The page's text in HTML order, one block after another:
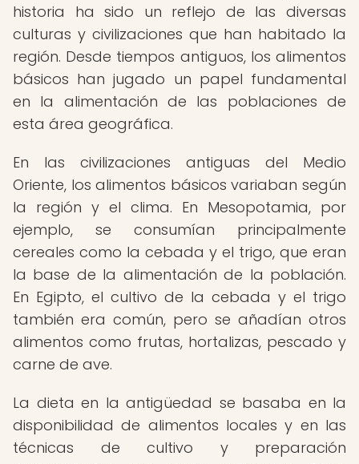
historia ha sido un reflejo de las diversas
culturas y civilizaciones que han habitado la
región. Desde tiempos antiguos, los alimentos
básicos han jugado un papel fundamental
en la alimentación de las poblaciones de
esta área geográfica.
En las civilizaciones antiguas del Medio
Oriente, los alimentos básicos variaban según
la región y el clima. En Mesopotamia, por
ejemplo, se consumían principalmente
cereales como la cebada y el trigo, que eran
la base de la alimentación de la población.
En Egipto, el cultivo de la cebada y el trigo
también era común, pero se añadían otros
alimentos como frutas, hortalizas, pescado y
carne de ave.
La dieta en la antigüedad se basaba en la
disponibilidad de alimentos locales y en las
técnicas de cultivo y preparación